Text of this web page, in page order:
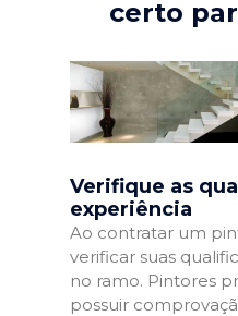
certo
Verifique as
experiência
Ao contratar um
verificar suas
no ramo. Pintores
possuir